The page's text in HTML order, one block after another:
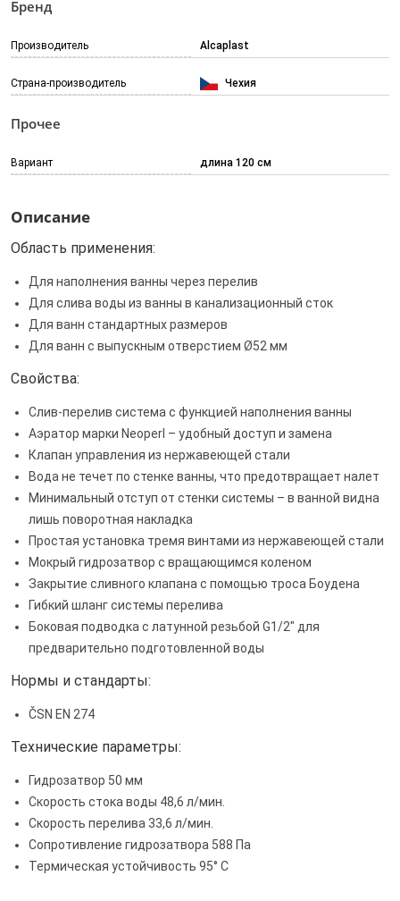
Бренд
Производитель Alcaplast
Страна-производитель Чехия
Прочее
Вариант длина 120 см
Описание
Область применения:
Для наполнения ванны через перелив
Для слива воды из ванны в канализационный сток
Для ванн стандартных размеров
Для ванн с выпускным отверстием Ø52 мм
Свойства:
Слив-перелив система с функцией наполнения ванны
Аэратор марки Neoperl – удобный доступ и замена
Клапан управления из нержавеющей стали
Вода не течет по стенке ванны, что предотвращает налет
Минимальный отступ от стенки системы – в ванной видна
лишь поворотная накладка
Простая установка тремя винтами из нержавеющей стали
Мокрый гидрозатвор с вращающимся коленом
Закрытие сливного клапана с помощью троса Боудена
Гибкий шланг системы перелива
Боковая подводка с латунной резьбой G1/2" для
предварительно подготовленной воды
Нормы и стандарты:
ČSN EN 274
Технические параметры:
Гидрозатвор 50 мм
Скорость стока воды 48,6 л/мин.
Скорость перелива 33,6 л/мин.
Сопротивление гидрозатвора 588 Па
Термическая устойчивость 95° С